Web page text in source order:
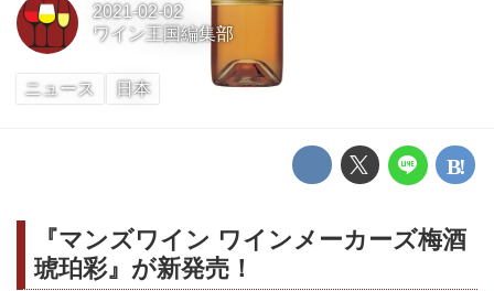
2021-02-02
ワイン王国編集部
ニュース 日本
『マンズワイン ワインメーカーズ梅酒
琥珀彩』が新発売！